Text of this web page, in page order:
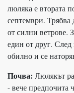
люляка е втората
септември. Трябва
от силни ветрове.
един от друг. След
обилно и се
Почва: Люлякът
- вече предпочита